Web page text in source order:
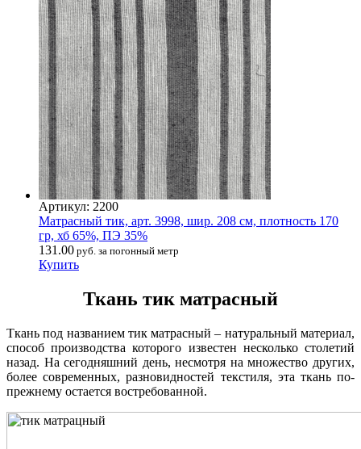
Артикул: 2200
Матрасный тик, арт. 3998, шир. 208 см, плотность 170
гр, хб 65%, ПЭ 35%
131.00 руб. за погонный метр
Купить
Ткань тик матрасный
Ткань под названием тик матрасный – натуральный материал,
способ производства которого известен несколько столетий
назад. На сегодняшний день, несмотря на множество других,
более современных, разновидностей текстиля, эта ткань по-
прежнему остается востребованной.